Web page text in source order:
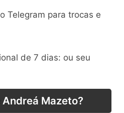
Telegram para trocas e
de 7 dias: ou seu
Andreá Mazeto?